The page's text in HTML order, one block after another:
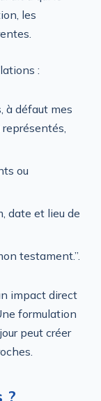
les
:
à défaut mes
ou
date et lieu de
testament.”.
impact direct
formulation
peut créer
?